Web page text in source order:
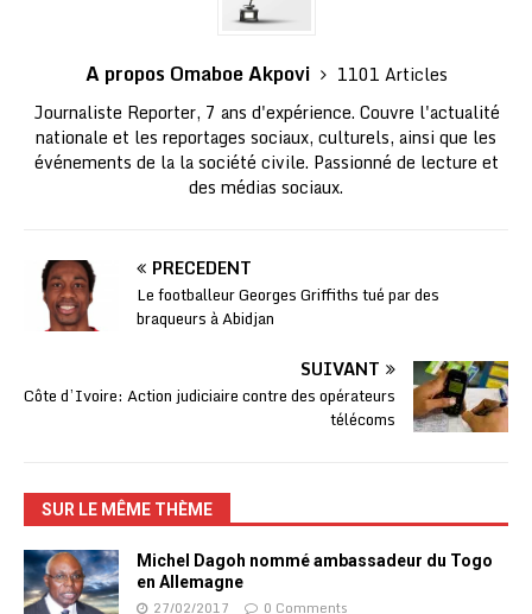
A propos Omaboe Akpovi
1101 Articles
Journaliste Reporter, 7 ans d'expérience. Couvre l'actualité
nationale et les reportages sociaux, culturels, ainsi que les
événements de la la société civile. Passionné de lecture et
des médias sociaux.
PRÉCÉDENT
Le footballeur Georges Griffiths tué par des
braqueurs à Abidjan
SUIVANT
Côte d’Ivoire: Action judiciaire contre des opérateurs
télécoms
SUR LE MÊME THÈME
Michel Dagoh nommé ambassadeur du Togo
en Allemagne
27/02/2017 0 Comments